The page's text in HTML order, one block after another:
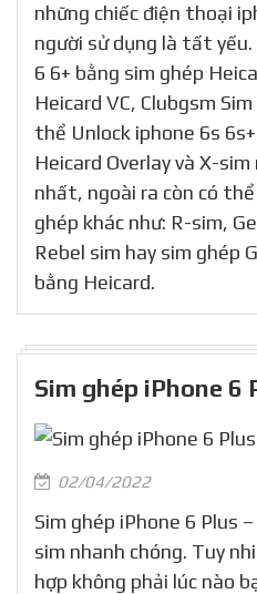
những chiếc điện thoại
người sử dụng là tất
6 6+ bằng sim ghép
Heicard VC, Clubgsm
thể Unlock iphone 6s
Heicard Overlay và X-sim
nhất, ngoài ra còn có
ghép khác như: R-sim,
Rebel sim hay sim ghép
bằng Heicard.
Sim ghép iPhone 6
02/04/2022
Sim ghép iPhone 6 Plus
sim nhanh chóng. Tuy
hợp không phải lúc nào